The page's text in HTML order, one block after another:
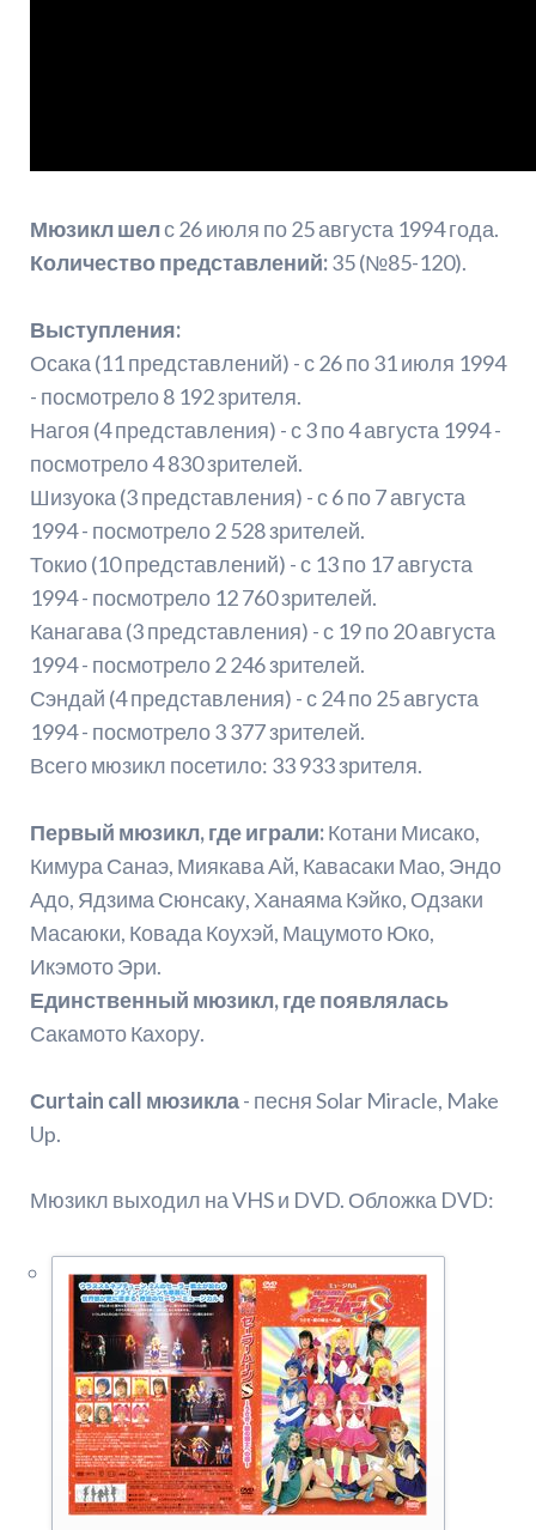
Мюзикл шелс 26 июля по 25 августа 1994 года.
Количество представлений:35 (№85-120).
Выступления:
Осака (11 представлений) - с 26 по 31 июля 1994
- посмотрело 8 192 зрителя.
Нагоя (4 представления) - с 3 по 4 августа 1994 -
посмотрело 4 830 зрителей.
Шизуока (3 представления) - с 6 по 7 августа
1994 - посмотрело 2 528 зрителей.
Токио (10 представлений) - с 13 по 17 августа
1994 - посмотрело 12 760 зрителей.
Канагава (3 представления) - с 19 по 20 августа
1994 - посмотрело 2 246 зрителей.
Сэндай (4 представления) - с 24 по 25 августа
1994 - посмотрело 3 377 зрителей.
Всего мюзикл посетило: 33 933 зрителя.
Первый мюзикл, где играли:Котани Мисако,
Кимура Санаэ, Миякава Ай, Кавасаки Мао, Эндо
Адо, Ядзима Сюнсаку, Ханаяма Кэйко, Одзаки
Масаюки, Ковада Коухэй, Мацумото Юко,
Икэмото Эри.
Единственный мюзикл, где появлялась
Сакамото Кахору.
Сurtain call мюзикла- песня Solar Miracle, Make
Up.
Мюзикл выходил на VHS и DVD. Обложка DVD: